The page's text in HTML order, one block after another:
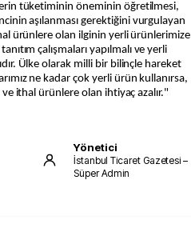
tüketiminin öneminin öğretilmesi,
aşılanması gerektiğini vurgulayan
ürünlere olan ilginin yerli ürünlerimize
çalışmaları yapılmalı ve yerli
Ülke olarak milli bir bilinçle hareket
ne kadar çok yerli ürün kullanırsa,
ithal ürünlere olan ihtiyaç azalır."
Yönetici
İstanbul Ticaret Gazetesi –
Süper Admin